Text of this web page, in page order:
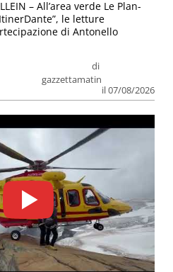
di
gazzettamatin
il 07/08/2026
– All’area verde Le Plan-
le letture
di Antonello